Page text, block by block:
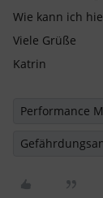
Wie kann ich
Viele Grüße
Katrin
Performance